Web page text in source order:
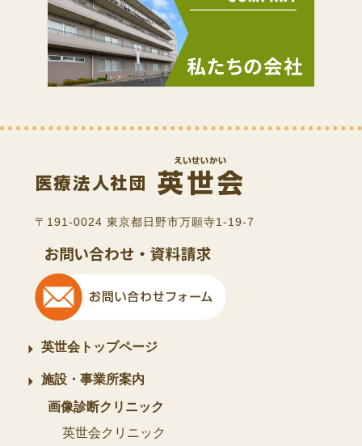
〒191-0024 東京都日野市万願寺1-19-7
英世会トップページ
施設・事業所案内
画像診断クリニック
英世会クリニック